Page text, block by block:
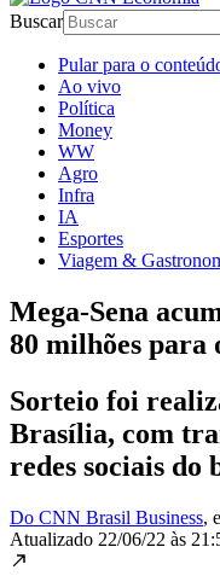
Buscar
Pular para o
Ao vivo
Política
Money
WW
Agro
Infra
IA
Esportes
Viagem &
Mega-Sena
80 milhões para
Sorteio foi
Brasília, com
redes sociais do
Do CNN Brasil Business,
Atualizado 22/06/22 às